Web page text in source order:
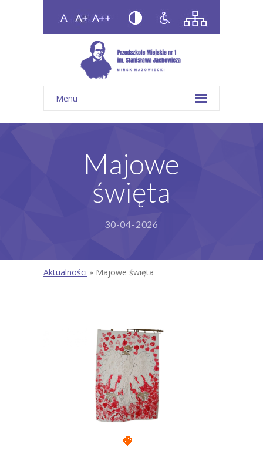
Menu
Majowe
święta
30-04-2026
Aktualności » Majowe święta